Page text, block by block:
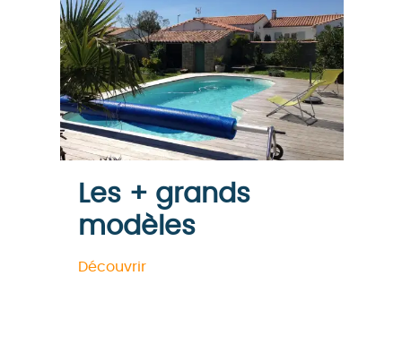
Les + grands
modèles
Découvrir